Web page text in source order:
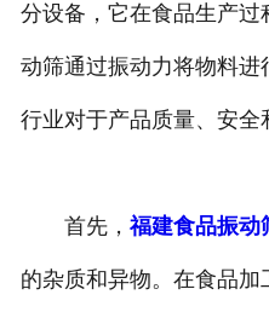
分设备，它在食品生产
动筛通过振动力将物料
行业对于产品质量、安全
首先， 福建食品振动
的杂质和异物。在食品